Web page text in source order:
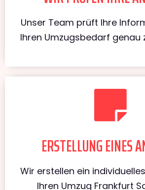
Unser Team prüft Ihre
Ihren Umzugsbedarf genau
ERSTELLUNG EINES
Wir erstellen ein
Ihren Umzug Frankfurt